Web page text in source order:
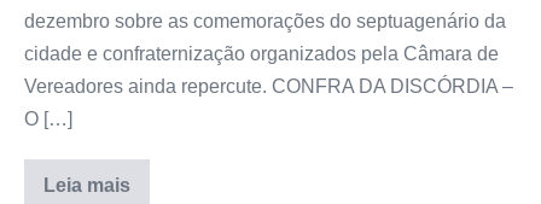
dezembro sobre as comemorações do septuagenário da
cidade e confraternização organizados pela Câmara de
Vereadores ainda repercute. CONFRA DA DISCÓRDIA –
O […]
Leia mais